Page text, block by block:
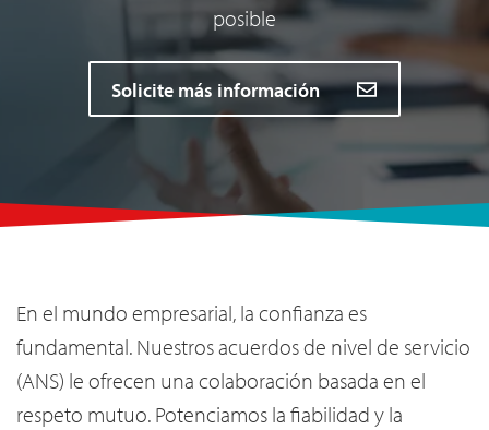
posible
Solicite más información
En el mundo empresarial, la confianza es
fundamental. Nuestros acuerdos de nivel de servicio
(ANS) le ofrecen una colaboración basada en el
respeto mutuo. Potenciamos la fiabilidad y la